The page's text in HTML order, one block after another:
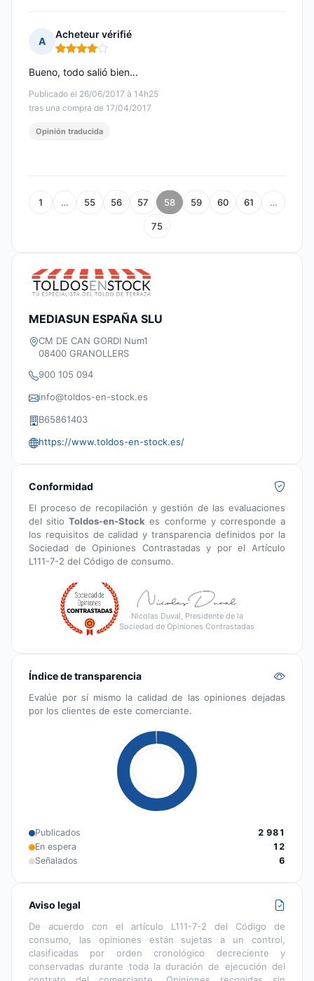
A
Acheteur vérifié
Nota: 4 de 5
Publicado el 26/06/2017 à 14h25
tras una compra de 17/04/2017
Bueno, todo salió bien...
Opinión traducida
1 … 55 56 57 58 59 60 61 …
75
MEDIASUN ESPAÑA SLU
CM DE CAN GORDI Num1
08400 GRANOLLERS
900 105 094
info@toldos-en-stock.es
B65861403
https://www.toldos-en-stock.es/
Conformidad
El proceso de recopilación y gestión de las evaluaciones
del sitioToldos-en-Stock es conforme y corresponde a
los requisitos de calidad y transparencia definidos por la
Sociedad de Opiniones Contrastadas y por el Artículo
L111-7-2 del Código de consumo.
Nicolas Duval, Presidente de la
Sociedad de Opiniones Contrastadas
Índice de transparencia
Evalúe por sí mismo la calidad de las opiniones dejadas
por los clientes de este comerciante.
Publicados
2 981
En espera
12
Señalados
6
Aviso legal
De acuerdo con el artículo L111-7-2 del Código de
consumo, las opiniones están sujetas a un control,
clasificadas por orden cronológico decreciente y
conservadas durante toda la duración de ejecución del